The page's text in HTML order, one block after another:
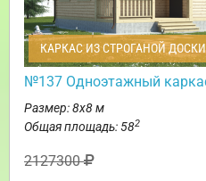
КАРКАС ИЗ СТРОГАНОЙ ДОСКИ
№137 Одноэтажный
Размер: 8х8 м
Общая площадь: 582
2127300